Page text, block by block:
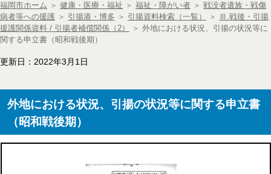
福岡市ホーム ＞ 健康・医療・福祉 ＞ 福祉・障がい者 ＞ 戦没者遺族・戦傷
病者等への援護 ＞ 引揚港・博多 ＞ 引揚資料検索（一覧） ＞
Ⅲ.戦後・引揚
援護関係資料 / 引揚者補償関係（2）
＞ 外地における状況、引揚の状況等に
関する申立書（昭和戦後期）
更新日：2022年3月1日
外地における状況、引揚の状況等に関する申立書
（昭和戦後期）